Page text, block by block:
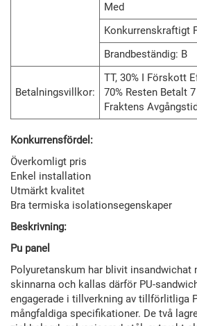
Med
Konkurrenskraftigt
Brandbeständig: B
Betalningsvillkor:
TT, 30% I Förskott
70% Resten Betalt
Fraktens
Konkurrensfördel:
Överkomligt pris
Enkel installation
Utmärkt kvalitet
Bra termiska isolationsegenskaper
Beskrivning:
Pu panel
Polyuretanskum har blivit insandwichat
skinnarna och kallas därför PU-
engagerade i tillverkning av tillförlitliga
mångfaldiga specifikationer. De två